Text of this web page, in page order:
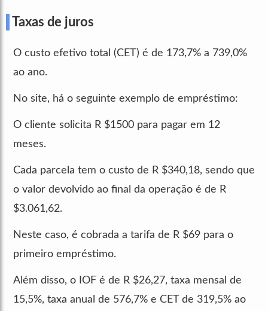
Taxas de juros
O custo efetivo total (CET) é de 173,7% a 739,0%
ao ano.
No site, há o seguinte exemplo de empréstimo:
O cliente solicita R $1500 para pagar em 12
meses.
Cada parcela tem o custo de R $340,18, sendo que
o valor devolvido ao final da operação é de R
$3.061,62.
Neste caso, é cobrada a tarifa de R $69 para o
primeiro empréstimo.
Além disso, o IOF é de R $26,27, taxa mensal de
15,5%, taxa anual de 576,7% e CET de 319,5% ao